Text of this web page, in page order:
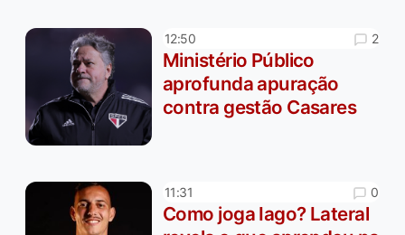
12:50 2
Ministério Público
aprofunda apuração
contra gestão Casares
11:31 0
Como joga Iago? Lateral